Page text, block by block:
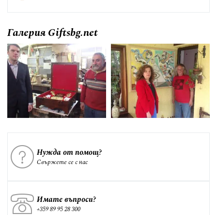
Галерия Giftsbg.net
Нужда от помощ?
Свържете се с нас
Имате въпроси?
+359 89 95 28 300